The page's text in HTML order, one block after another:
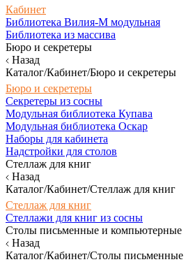
Кабинет
Библиотека Вилия-М модульная
Библиотека из массива
Бюро и секретеры
Назад
Каталог/Кабинет/Бюро и секретеры
Бюро и секретеры
Секретеры из сосны
Модульная библиотека Купава
Модульная библиотека Оскар
Наборы для кабинета
Надстройки для столов
Стеллаж для книг
Назад
Каталог/Кабинет/Стеллаж для книг
Стеллаж для книг
Стеллажи для книг из сосны
Столы письменные и компьютерные
Назад
Каталог/Кабинет/Столы